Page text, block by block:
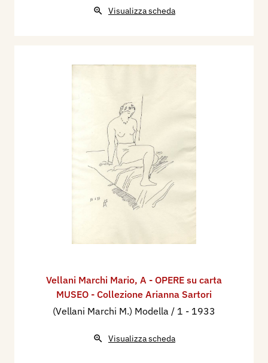
Visualizza scheda
Vellani Marchi Mario, A - OPERE su carta
MUSEO - Collezione Arianna Sartori
(Vellani Marchi M.) Modella / 1 - 1933
Visualizza scheda